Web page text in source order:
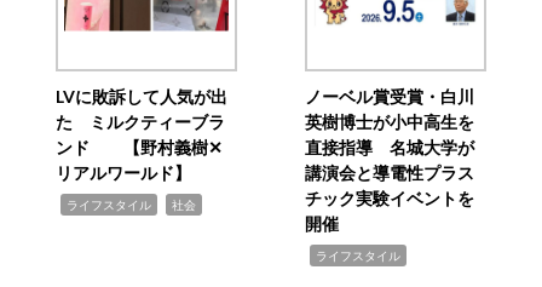
LVに敗訴して人気が出
た ミルクティーブラ
ンド 【野村義樹✕
リアルワールド】
ライフスタイル 社会
ノーベル賞受賞・白川
英樹博士が小中高生を
直接指導 名城大学が
講演会と導電性プラス
チック実験イベントを
開催
ライフスタイル